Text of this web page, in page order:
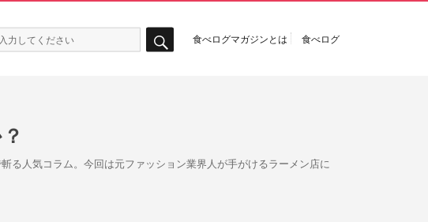
食べログマガジンとは 食べログ
る人気コラム。今回は元ファッション業界人が手がけるラーメン店に